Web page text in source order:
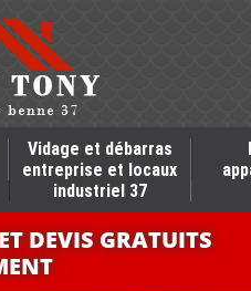
Vidage et débarras
entreprise et locaux
industriel 37
DEVIS GRATUITS